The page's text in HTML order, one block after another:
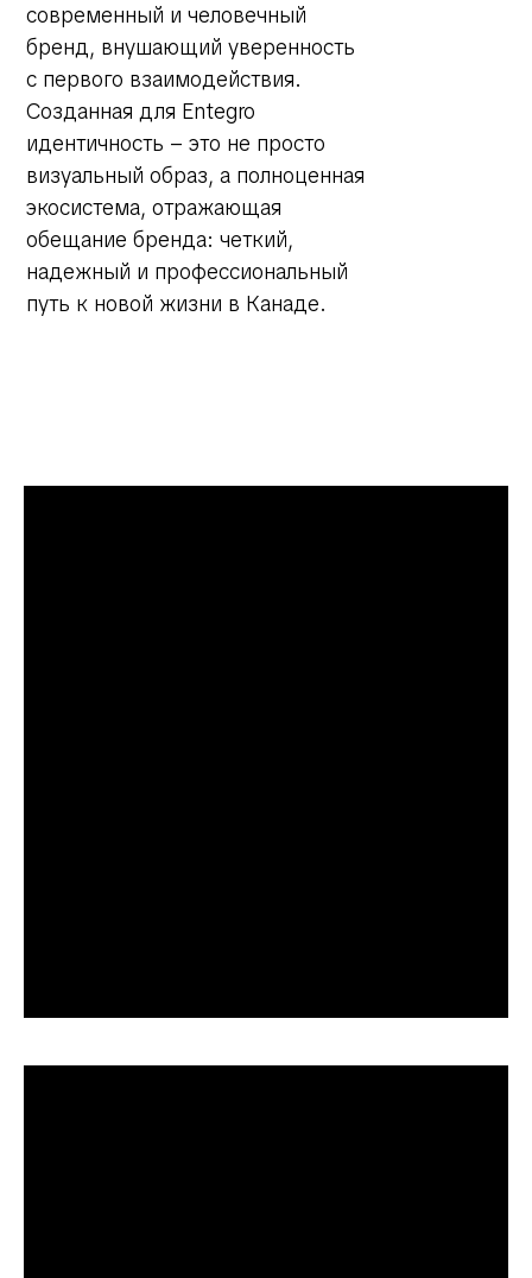
современный и человечный
бренд, внушающий уверенность
с первого взаимодействия.
Созданная для Entegro
идентичность – это не просто
визуальный образ, а полноценная
экосистема, отражающая
обещание бренда: четкий,
надежный и профессиональный
путь к новой жизни в Канаде.